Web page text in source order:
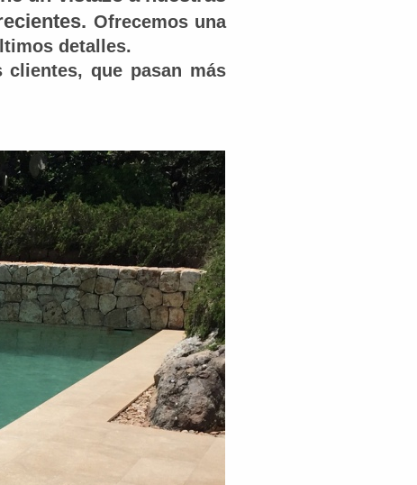
Ofrecemos una
detalles.
que pasan más